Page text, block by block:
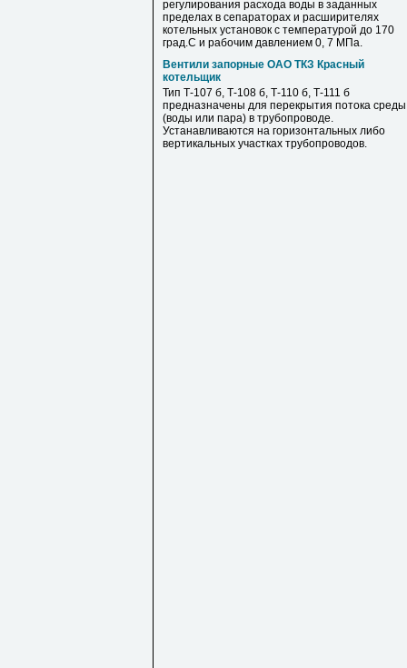
регулирования расхода воды в заданных
пределах в сепараторах и расширителях
котельных установок с температурой до 170
град.С и рабочим давлением 0, 7 МПа.
Вентили запорные ОАО ТКЗ Красный
котельщик
Тип Т-107 б, Т-108 б, Т-110 б, Т-111 б
предназначены для перекрытия потока среды
(воды или пара) в трубопроводе.
Устанавливаются на горизонтальных либо
вертикальных участках трубопроводов.